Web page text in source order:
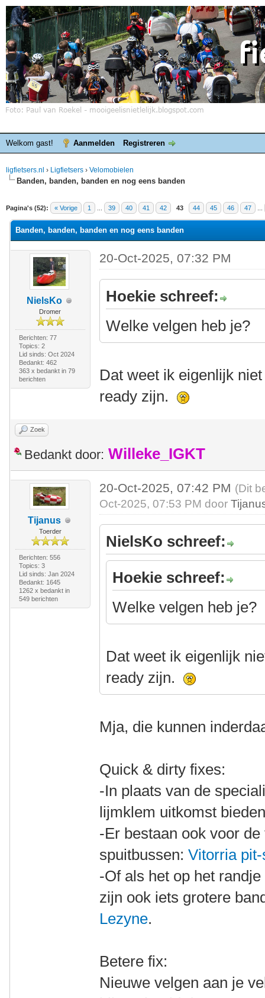
Welkom gast! Aanmelden Registreren
ligfietsers.nl › Ligfietsers › Velomobielen
Banden, banden, banden en nog eens banden
Pagina's (52): « Vorige 1 39 40 41 42 43 44 45 46 47
waardering is 3
Banden, banden, banden en nog eens banden
NielsKo
Dromer
Berichten: 77
Topics: 2
Lid sinds: Oct 2024
Bedankt: 462
363 x bedankt in 79
berichten
20-Oct-2025, 07:32 PM
Hoekie schreef:
Welke velgen heb je?
Dat weet ik eigenlijk
ready zijn.
Zoek
Bedankt door: Willeke_IGKT
Tijanus
Toerder
Berichten: 556
Topics: 3
Lid sinds: Jan 2024
Bedankt: 1645
1262 x bedankt in
549 berichten
20-Oct-2025, 07:42 PM (Dit
Oct-2025, 07:53 PM door
NielsKo schreef:
Hoekie schreef:
Welke velgen heb je?
Dat weet ik eigenlijk
ready zijn.
Mja, die kunnen
Quick & dirty fixes:
-In plaats van de
lijmklem uitkomst
-Er bestaan ook voor
spuitbussen:Vitorria
-Of als het op het
zijn ook iets grotere
Lezyne.
Betere fix:
Nieuwe velgen aan je